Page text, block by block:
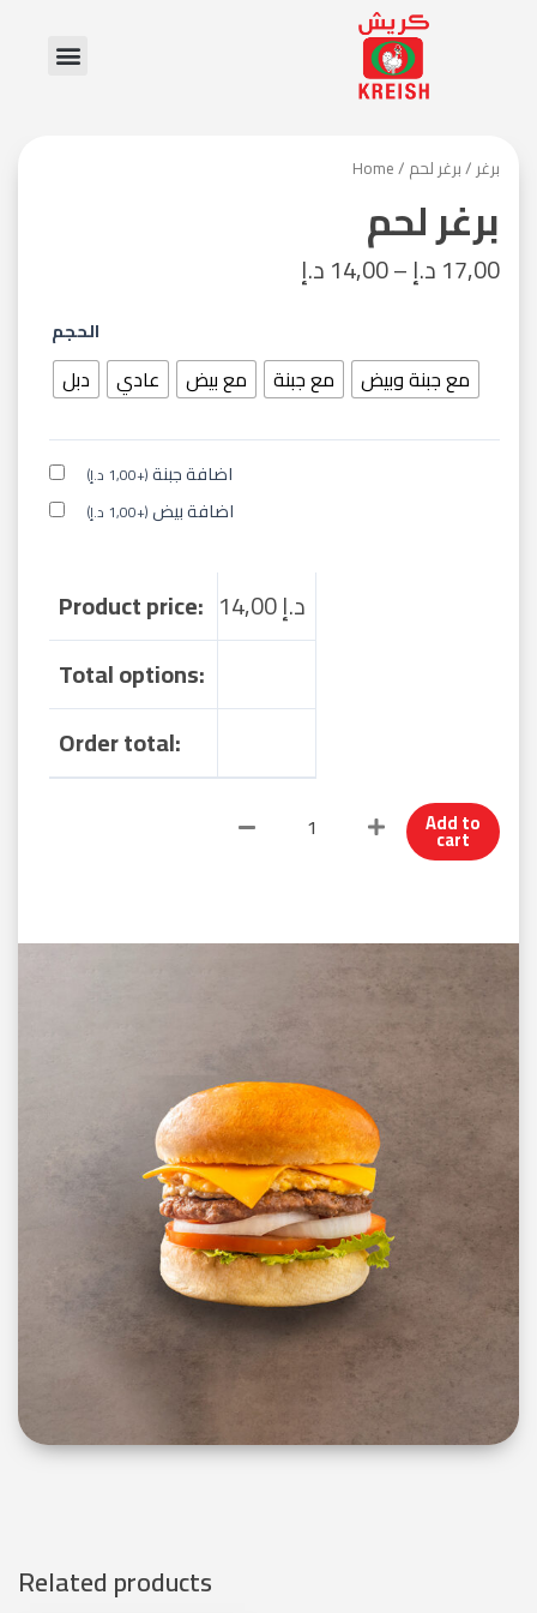
content Menu
Related products
Home/ برغر / برغر لحم
برغر لحم
14,00د.إ – 17,00د.إ
الحجم
دبل عادي مع بيض مع جبنة مع جبنة وبيض
اضافة جبنة(
+
1,00 د.إ)
اضافة بيض(
+
1,00 د.إ)
Product price: 14,00د.إ
Total options:
Order total:
quantity
Add to
cart